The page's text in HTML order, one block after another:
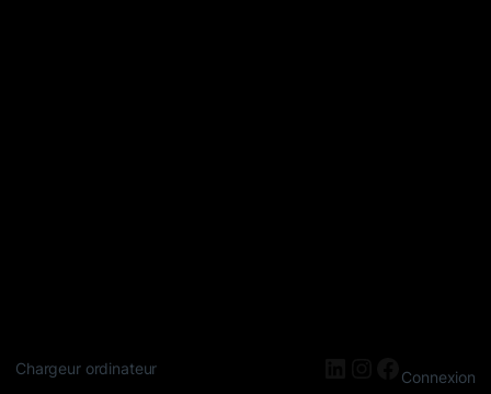
Chargeur ordinateur LinkedIn
Instagram
Connexion